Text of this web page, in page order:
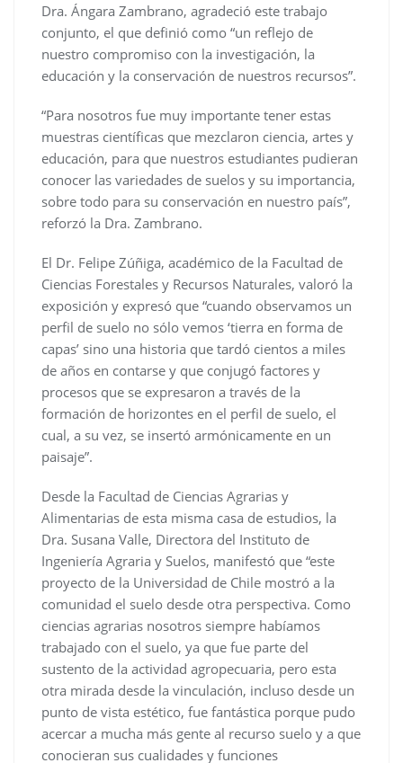
Dra. Ángara Zambrano, agradeció este trabajo
conjunto, el que definió como “un reflejo de
nuestro compromiso con la investigación, la
educación y la conservación de nuestros recursos”.
“Para nosotros fue muy importante tener estas
muestras científicas que mezclaron ciencia, artes y
educación, para que nuestros estudiantes pudieran
conocer las variedades de suelos y su importancia,
sobre todo para su conservación en nuestro país”,
reforzó la Dra. Zambrano.
El Dr. Felipe Zúñiga, académico de la Facultad de
Ciencias Forestales y Recursos Naturales, valoró la
exposición y expresó que “cuando observamos un
perfil de suelo no sólo vemos ‘tierra en forma de
capas’ sino una historia que tardó cientos a miles
de años en contarse y que conjugó factores y
procesos que se expresaron a través de la
formación de horizontes en el perfil de suelo, el
cual, a su vez, se insertó armónicamente en un
paisaje”.
Desde la Facultad de Ciencias Agrarias y
Alimentarias de esta misma casa de estudios, la
Dra. Susana Valle, Directora del Instituto de
Ingeniería Agraria y Suelos, manifestó que “este
proyecto de la Universidad de Chile mostró a la
comunidad el suelo desde otra perspectiva. Como
ciencias agrarias nosotros siempre habíamos
trabajado con el suelo, ya que fue parte del
sustento de la actividad agropecuaria, pero esta
otra mirada desde la vinculación, incluso desde un
punto de vista estético, fue fantástica porque pudo
acercar a mucha más gente al recurso suelo y a que
conocieran sus cualidades y funciones